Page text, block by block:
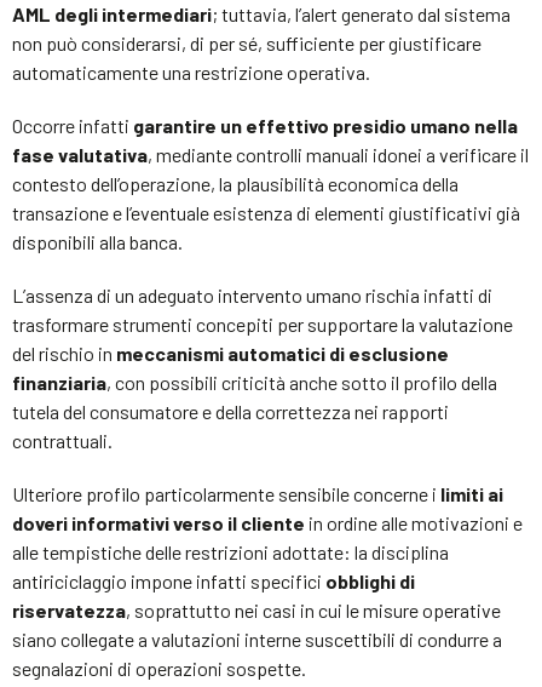
AML degli intermediari; tuttavia, l’alert generato dal sistema
non può considerarsi, di per sé, sufficiente per giustificare
automaticamente una restrizione operativa.
Occorre infatti garantire un effettivo presidio umano nella
fase valutativa, mediante controlli manuali idonei a verificare il
contesto dell’operazione, la plausibilità economica della
transazione e l’eventuale esistenza di elementi giustificativi già
disponibili alla banca.
L’assenza di un adeguato intervento umano rischia infatti di
trasformare strumenti concepiti per supportare la valutazione
del rischio in meccanismi automatici di esclusione
finanziaria, con possibili criticità anche sotto il profilo della
tutela del consumatore e della correttezza nei rapporti
contrattuali.
Ulteriore profilo particolarmente sensibile concerne i limiti ai
doveri informativi verso il cliente in ordine alle motivazioni e
alle tempistiche delle restrizioni adottate: la disciplina
antiriciclaggio impone infatti specifici obblighi di
riservatezza, soprattutto nei casi in cui le misure operative
siano collegate a valutazioni interne suscettibili di condurre a
segnalazioni di operazioni sospette.